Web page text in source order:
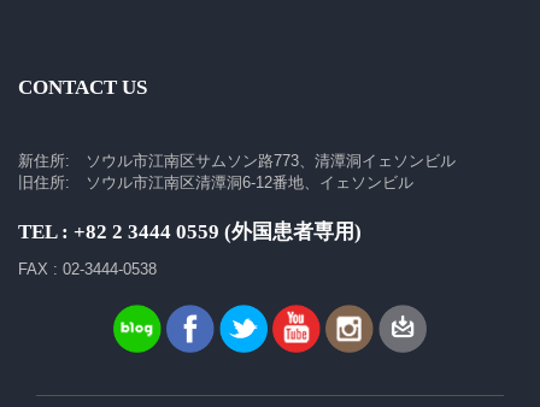
CONTACT US
新住所: ソウル市江南区サムソン路773、清潭洞イェソンビル
旧住所: ソウル市江南区清潭洞6-12番地、イェソンビル
TEL : +82 2 3444 0559 (外国患者専用)
FAX : 02-3444-0538